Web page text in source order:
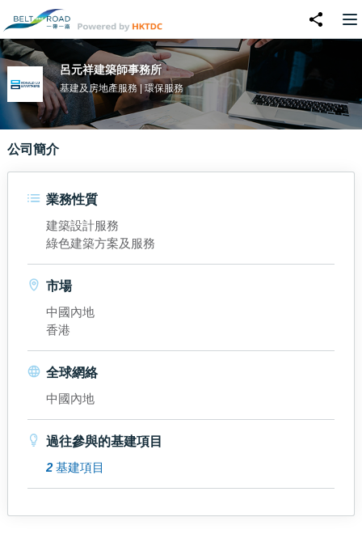
呂元祥建築師事務所
基建及房地產服務 | 環保服務
公司簡介
業務性質
建築設計服務
綠色建築方案及服務
市場
中國內地
香港
全球網絡
中國內地
過往參與的基建項目
2 基建項目